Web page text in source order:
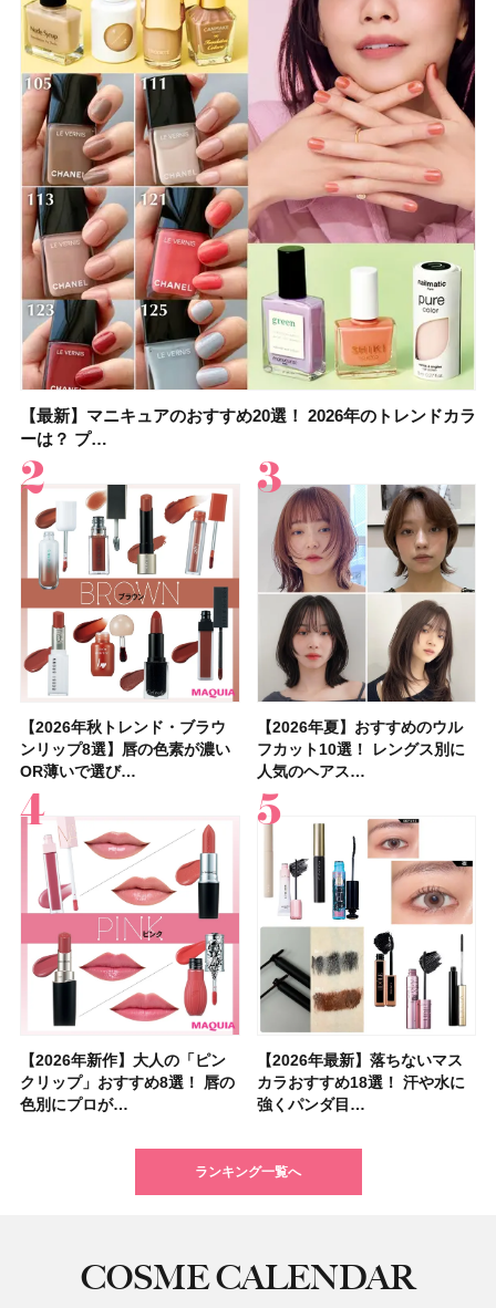
【最新】マニキュアのおすすめ20選！ 2026年のトレンドカラ
ーは？ プ…
【2026年秋トレンド・ブラウ
ンリップ8選】唇の色素が濃い
OR薄いで選び…
【2026年夏】おすすめのウル
フカット10選！ レングス別に
人気のヘアス…
【2026年新作】大人の「ピン
クリップ」おすすめ8選！ 唇の
色別にプロが…
【2026年最新】落ちないマス
カラおすすめ18選！ 汗や水に
強くパンダ目…
大野真理子さんのリピ買い「ブライトニング」14選！ 透明肌
の秘訣を公開
【石井美保さん】おすすめの
「ブライトニング」11選！ ス
キンケアからサプ…
【上田竜也さんのマイベストコ
スメ５選】大人になって開眼し
たからこそ愛が深…
【クリスマスコフレ2026】ク
リニークのホリデーコフレを一
挙紹介！ 人気…
【2026夏】「大人のニキビケ
ア」ランキングTOP5！＜マキ
アビューティ…
【最新】マニキュアのおすすめ20選！ 2026年のトレンドカラ
ーは？ プ…
【2026年秋トレンド・ブラウ
ンリップ8選】唇の色素が濃い
OR薄いで選び…
【2026年新作】大人の「ピン
クリップ」おすすめ8選！ 唇の
色別にプロが…
【2026年最新】落ちないマス
カラおすすめ18選！ 汗や水に
強くパンダ目…
シャネルの新作リップ「ルージ
ュ ココ イドゥラ グロス」全15
色スウォッ…
【2026夏】「香水・フレグランス」ランキングTOP5！＜美
容マニア・マ…
【2026年】ボディ用日焼け止
めUVのおすすめ20選！ この夏
注目の人気…
【クリスマスコフレ2026】
HACCIのホリデーギフトが豪華
すぎると話題…
【石井美保さん・50歳のボディ
ケア愛用品16選】首・手・バス
トのパーツケ…
【ニベア】美容液リップクリー
ム＆ボディスクラブが新登場！
大人気の色付き…
【板野友美さんの美活】「実はうねりやすいクセ毛なんで
す」美しいロングヘア…
【簡単・夏バテ防止レシピ12
選】食欲がない日にもおすす
め！ さっぱりご飯…
【美容系・伊能忠敬界隈】上西
星来さんは5年間1日1万歩を継
続！ 歩くとき…
【石井美保さんのおすすめお菓
子＆お茶10選】手土産にもぴっ
たり
【40代以上におすすめのプロテ
イン10選】美と健康に不可欠な
タンパク質を…
【2026年夏】40代におすすめの髪型30選！ 若く見える・手
入れが楽な…
【2026年夏】おすすめのウル
フカット10選！ レングス別に
人気のヘアス…
【2026年夏】おすすめの髪型
36選！ショート・ボブ・ミディ
アム・ロング…
【2026年夏】小顔に見えるボ
ブの髪型37選！ レイヤー・切
りっぱなしな…
【最新】髪のうねり・広がり・
くせ毛におすすめのシャンプー
17選
【フォロー＆いいねで当たる】中国割烹旅館 掬水亭の宿泊券
を1組2名様にプ…
【鈴木えみさんの愛用品30選】
コスメ・スキンケア・ヘアケア
etc.お気に…
【橋本環奈さんの美容Q&A】
顔用コスメで全身ケア！「お尻
や脚も喜んでくれ…
【ILLIT（アイリット）ライブ
レポ】TOYOTA ARENA
TOKY…
【無印良品】スキンケア×衣料
素材の最強タッグで実現！ 着
るだけで保湿でき…
【セザンヌ】「ブライトカラーシーラー」新色グリーンが8/7
に発売｜既存色…
【セザンヌ】8/7新色追加！
「ウォータリーティントリップ
」10モモピュ…
【スック2026新作】秋コレク
ションを全品スウォッチ&イエ
ベブルベ分け！
【ルナソルアイシャドウ】アイ
カラーレーションN新色・限定
色をイエベ・ブ…
ツヤ好きの人生チーク！エナモ
ル メロウメルティングチーク
限定〈102 ロ…
ランキング一覧へ
COSME CALENDAR